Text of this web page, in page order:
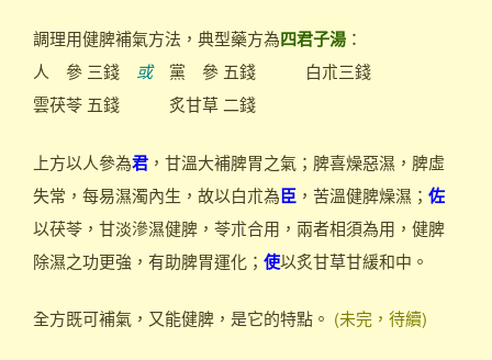
調理用健脾補氣方法，典型藥方為四君子湯 ：
人 參 三錢 或黨 參 五錢 白朮三錢
雲茯苓 五錢 炙甘草 二錢
上方以人參為君 ，甘溫大補脾胃之氣；脾喜燥惡濕，脾虛
失常，每易濕濁內生，故以白朮為臣 ，苦溫健脾燥濕； 佐
以茯苓，甘淡滲濕健脾，苓朮合用，兩者相須為用，健脾
除濕之功更強，有助脾胃運化； 使以炙甘草甘緩和中。
全方既可補氣，又能健脾，是它的特點。 (未完，待續)